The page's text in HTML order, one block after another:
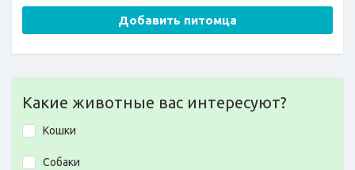
Добавить питомца
Какие животные вас интересуют?
Кошки
Собаки